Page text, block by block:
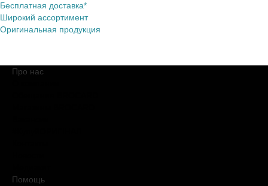
Бесплатная доставка*
Широкий ассортимент
Оригинальная продукция
Про нас
Помощь